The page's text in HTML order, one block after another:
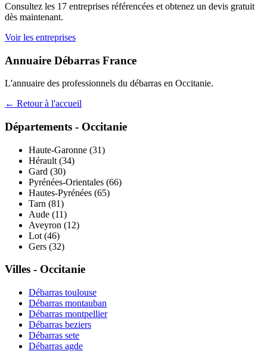
Consultez les 17 entreprises référencées et obtenez un devis gratuit
dès maintenant.
Voir les entreprises
Annuaire Débarras France
L'annuaire des professionnels du débarras en Occitanie.
← Retour à l'accueil
Départements - Occitanie
Haute-Garonne (31)
Hérault (34)
Gard (30)
Pyrénées-Orientales (66)
Hautes-Pyrénées (65)
Tarn (81)
Aude (11)
Aveyron (12)
Lot (46)
Gers (32)
Villes - Occitanie
Débarras toulouse
Débarras montauban
Débarras montpellier
Débarras beziers
Débarras sete
Débarras agde